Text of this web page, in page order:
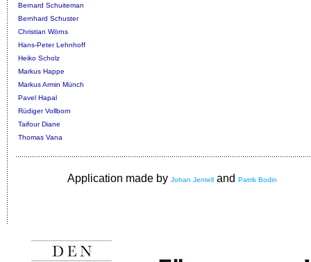
Bernard Schuiteman
Bernhard Schuster
Christian Wörns
Hans-Peter Lehnhoff
Heiko Scholz
Markus Happe
Markus Armin Münch
Pavel Hapal
Rüdiger Vollborn
Taifour Diane
Thomas Vana
Application made by Johan Jentell and Patrik Bodin